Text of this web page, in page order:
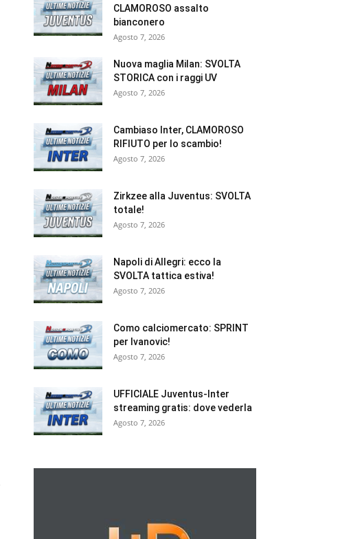
CLAMOROSO assalto
bianconero
Agosto 7, 2026
Nuova maglia Milan: SVOLTA
STORICA con i raggi UV
Agosto 7, 2026
Cambiaso Inter, CLAMOROSO
RIFIUTO per lo scambio!
Agosto 7, 2026
Zirkzee alla Juventus: SVOLTA
totale!
Agosto 7, 2026
Napoli di Allegri: ecco la
SVOLTA tattica estiva!
Agosto 7, 2026
Como calciomercato: SPRINT
per Ivanovic!
Agosto 7, 2026
UFFICIALE Juventus-Inter
streaming gratis: dove vederla
Agosto 7, 2026